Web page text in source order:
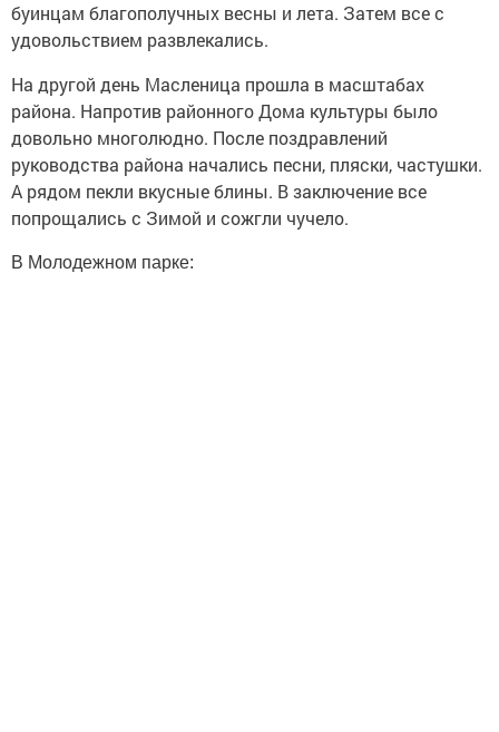
буинцам благополучных весны и лета. Затем все с
удовольствием развлекались.
На другой день Масленица прошла в масштабах
района. Напротив районного Дома культуры было
довольно многолюдно. После поздравлений
руководства района начались песни, пляски, частушки.
А рядом пекли вкусные блины. В заключение все
попрощались с Зимой и сожгли чучело.
В Молодежном парке: